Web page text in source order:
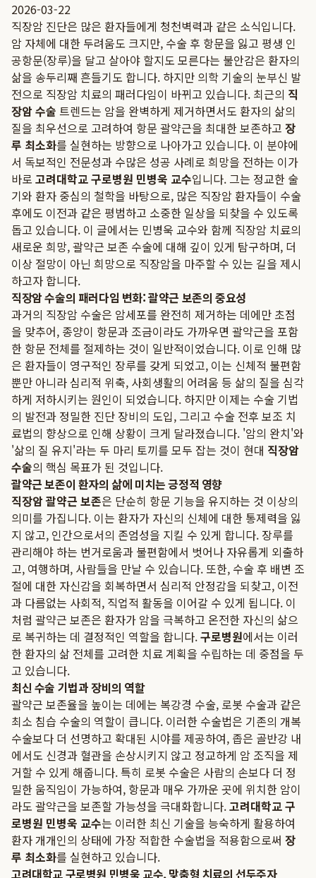
2026-03-22
직장암 진단은 많은 환자들에게 청천벽력과 같은 소식입니다.
암 자체에 대한 두려움도 크지만, 수술 후 항문을 잃고 평생 인
공항문(장루)을 달고 살아야 할지도 모른다는 불안감은 환자의
삶을 송두리째 흔들기도 합니다. 하지만 의학 기술의 눈부신 발
전으로 직장암 치료의 패러다임이 바뀌고 있습니다. 최근의 직
장암 수술 트렌드는 암을 완벽하게 제거하면서도 환자의 삶의
질을 최우선으로 고려하여 항문 괄약근을 최대한 보존하고 장
루 최소화를 실현하는 방향으로 나아가고 있습니다. 이 분야에
서 독보적인 전문성과 수많은 성공 사례로 희망을 전하는 이가
바로 고려대학교 구로병원 민병욱 교수입니다. 그는 정교한 술
기와 환자 중심의 철학을 바탕으로, 많은 직장암 환자들이 수술
후에도 이전과 같은 평범하고 소중한 일상을 되찾을 수 있도록
돕고 있습니다. 이 글에서는 민병욱 교수와 함께 직장암 치료의
새로운 희망, 괄약근 보존 수술에 대해 깊이 있게 탐구하며, 더
이상 절망이 아닌 희망으로 직장암을 마주할 수 있는 길을 제시
하고자 합니다.
직장암 수술의 패러다임 변화: 괄약근 보존의 중요성
과거의 직장암 수술은 암세포를 완전히 제거하는 데에만 초점
을 맞추어, 종양이 항문과 조금이라도 가까우면 괄약근을 포함
한 항문 전체를 절제하는 것이 일반적이었습니다. 이로 인해 많
은 환자들이 영구적인 장루를 갖게 되었고, 이는 신체적 불편함
뿐만 아니라 심리적 위축, 사회생활의 어려움 등 삶의 질을 심각
하게 저하시키는 원인이 되었습니다. 하지만 이제는 수술 기법
의 발전과 정밀한 진단 장비의 도입, 그리고 수술 전후 보조 치
료법의 향상으로 인해 상황이 크게 달라졌습니다. '암의 완치'와
'삶의 질 유지'라는 두 마리 토끼를 모두 잡는 것이 현대 직장암
수술의 핵심 목표가 된 것입니다.
괄약근 보존이 환자의 삶에 미치는 긍정적 영향
직장암 괄약근 보존은 단순히 항문 기능을 유지하는 것 이상의
의미를 가집니다. 이는 환자가 자신의 신체에 대한 통제력을 잃
지 않고, 인간으로서의 존엄성을 지킬 수 있게 합니다. 장루를
관리해야 하는 번거로움과 불편함에서 벗어나 자유롭게 외출하
고, 여행하며, 사람들을 만날 수 있습니다. 또한, 수술 후 배변 조
절에 대한 자신감을 회복하면서 심리적 안정감을 되찾고, 이전
과 다름없는 사회적, 직업적 활동을 이어갈 수 있게 됩니다. 이
처럼 괄약근 보존은 환자가 암을 극복하고 온전한 자신의 삶으
로 복귀하는 데 결정적인 역할을 합니다.구로병원에서는 이러
한 환자의 삶 전체를 고려한 치료 계획을 수립하는 데 중점을 두
고 있습니다.
최신 수술 기법과 장비의 역할
괄약근 보존율을 높이는 데에는 복강경 수술, 로봇 수술과 같은
최소 침습 수술의 역할이 큽니다. 이러한 수술법은 기존의 개복
수술보다 더 선명하고 확대된 시야를 제공하여, 좁은 골반강 내
에서도 신경과 혈관을 손상시키지 않고 정교하게 암 조직을 제
거할 수 있게 해줍니다. 특히 로봇 수술은 사람의 손보다 더 정
밀한 움직임이 가능하여, 항문과 매우 가까운 곳에 위치한 암이
라도 괄약근을 보존할 가능성을 극대화합니다.고려대학교 구
로병원 민병욱 교수는 이러한 최신 기술을 능숙하게 활용하여
환자 개개인의 상태에 가장 적합한 수술법을 적용함으로써 장
루 최소화를 실현하고 있습니다.
고려대학교 구로병원 민병욱 교수, 맞춤형 치료의 선두주자